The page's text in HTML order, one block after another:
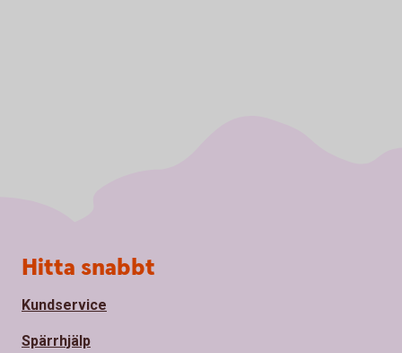
Sidfot
Hitta snabbt
Kundservice
Spärrhjälp